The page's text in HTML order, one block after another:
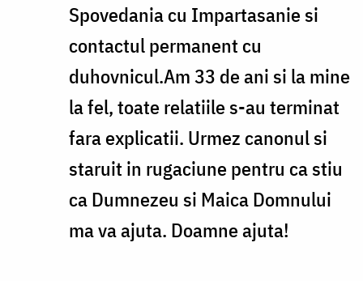
știm
sa
ne
rugam
by
ionut
Spovedania cu Impartasanie si
contactul permanent cu
duhovnicul.Am 33 de ani si la mine
la fel, toate relatiile s-au terminat
fara explicatii. Urmez canonul si
staruit in rugaciune pentru ca stiu
ca Dumnezeu si Maica Domnului
ma va ajuta. Doamne ajuta!